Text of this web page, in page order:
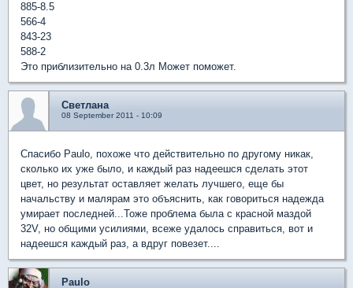
885-8.5
566-4
843-23
588-2
Это приблизительно на 0.3л Может поможет.
Светлана
08 September 2011 - 10:09
Спасибо Paulo, похоже что действительно по другому никак,
сколько их уже было, и каждый раз надеешся сделать этот
цвет, но результат оставляет желать лучшего, еще бы
начальству и малярам это объяснить, как говориться надежда
умирает последней...Тоже проблема была с красной маздой
32V, но общими усилиями, всеже удалось справиться, вот и
надеешся каждый раз, а вдруг повезет....
Paulo